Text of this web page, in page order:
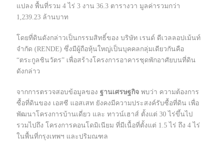
แปลง พื้นที่รวม 4 ไร่ 3 งาน 36.3 ตารางวา มูลค่ารวมกว่า
1,239.23 ล้านบาท
โดยที่ดินดังกล่าวเป็นกรรมสิทธิ์ของ บริษัท เรนด์ ดีเวลลอปเม้นท์
จำกัด (RENDE) ซึ่งมีผู้ถือหุ้นใหญ่เป็นบุคคลกลุ่มเดียวกันคือ
“ตระกูลชินวัตร” เพื่อสร้างโครงการอาคารชุดพักอาศัยบนที่ดิน
ดังกล่าว
จากการตรวจสอบข้อมูลของ ฐานเศรษฐกิจ พบว่า ความต้องการ
ซื้อที่ดินของ เอสซี แอสเสท ยังคงมีความประสงค์รับซื้อที่ดิน เพื่อ
พัฒนาโครงการบ้านเดี่ยว และ ทาวน์เฮาส์ ตั้งแต่ 30 ไร่ขึ้นไป
รวมไปถึง โครงการคอนโดมิเนียม ที่มีเนื้อที่ตั้งแต่ 1.5 ไร่ ถึง 4 ไร่
ในพื้นที่กรุงเทพฯ และปริมณฑล